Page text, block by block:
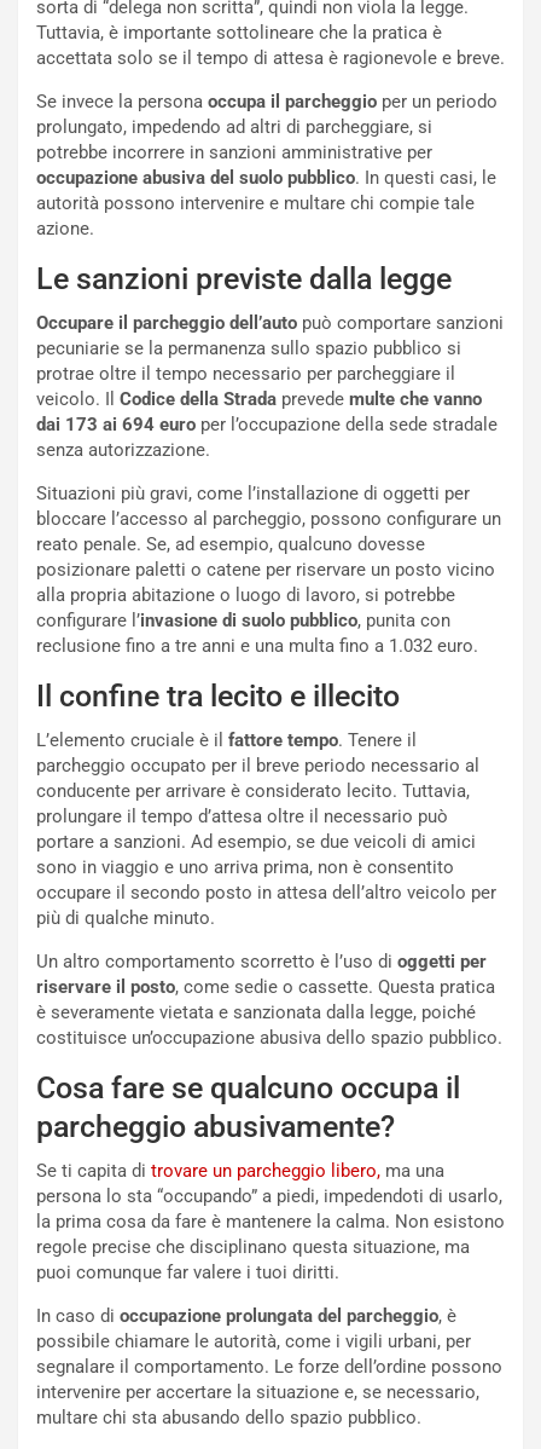
sorta di “delega non scritta”, quindi non viola la legge.
Tuttavia, è importante sottolineare che la pratica è
accettata solo se il tempo di attesa è ragionevole e breve.
Se invece la persona occupa il parcheggio per un periodo
prolungato, impedendo ad altri di parcheggiare, si
potrebbe incorrere in sanzioni amministrative per
occupazione abusiva del suolo pubblico. In questi casi, le
autorità possono intervenire e multare chi compie tale
azione.
Le sanzioni previste dalla legge
Occupare il parcheggio dell’auto può comportare sanzioni
pecuniarie se la permanenza sullo spazio pubblico si
protrae oltre il tempo necessario per parcheggiare il
veicolo. Il Codice della Strada prevede multe che vanno
dai 173 ai 694 euro per l’occupazione della sede stradale
senza autorizzazione.
Situazioni più gravi, come l’installazione di oggetti per
bloccare l’accesso al parcheggio, possono configurare un
reato penale. Se, ad esempio, qualcuno dovesse
posizionare paletti o catene per riservare un posto vicino
alla propria abitazione o luogo di lavoro, si potrebbe
configurare l’invasione di suolo pubblico, punita con
reclusione fino a tre anni e una multa fino a 1.032 euro.
Il confine tra lecito e illecito
L’elemento cruciale è il fattore tempo. Tenere il
parcheggio occupato per il breve periodo necessario al
conducente per arrivare è considerato lecito. Tuttavia,
prolungare il tempo d’attesa oltre il necessario può
portare a sanzioni. Ad esempio, se due veicoli di amici
sono in viaggio e uno arriva prima, non è consentito
occupare il secondo posto in attesa dell’altro veicolo per
più di qualche minuto.
Un altro comportamento scorretto è l’uso di oggetti per
riservare il posto, come sedie o cassette. Questa pratica
è severamente vietata e sanzionata dalla legge, poiché
costituisce un’occupazione abusiva dello spazio pubblico.
Cosa fare se qualcuno occupa il
parcheggio abusivamente?
Se ti capita di trovare un parcheggio libero, ma una
persona lo sta “occupando” a piedi, impedendoti di usarlo,
la prima cosa da fare è mantenere la calma. Non esistono
regole precise che disciplinano questa situazione, ma
puoi comunque far valere i tuoi diritti.
In caso di occupazione prolungata del parcheggio, è
possibile chiamare le autorità, come i vigili urbani, per
segnalare il comportamento. Le forze dell’ordine possono
intervenire per accertare la situazione e, se necessario,
multare chi sta abusando dello spazio pubblico.
e
u
N
u
o
v
o
R
d
M
o
n
d
a
e
V
a
g
g
o
p
ù
L
n
g
o
m
C
o
m
p
u
d
a
u
n
S
NOTIZIE
C
o
n
a
o
O
a
o
d
P
a
e
n
z
a
d
e
P
d
e
a
h
a
n
F
A
S
m